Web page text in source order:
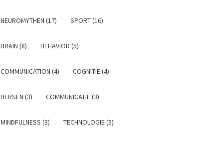
NEUROMYTHEN (17) SPORT (16)
BRAIN (8) BEHAVIOR (5)
COMMUNICATION (4) COGNITIE (4)
HERSEN (3) COMMUNICATIE (3)
MINDFULNESS (3) TECHNOLOGIE (3)